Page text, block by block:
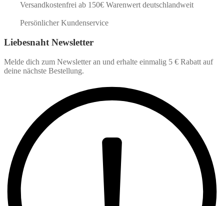
Versandkostenfrei ab 150€ Warenwert deutschlandweit
Persönlicher Kundenservice
Liebesnaht Newsletter
Melde dich zum Newsletter an und erhalte einmalig 5 € Rabatt auf
deine nächste Bestellung.